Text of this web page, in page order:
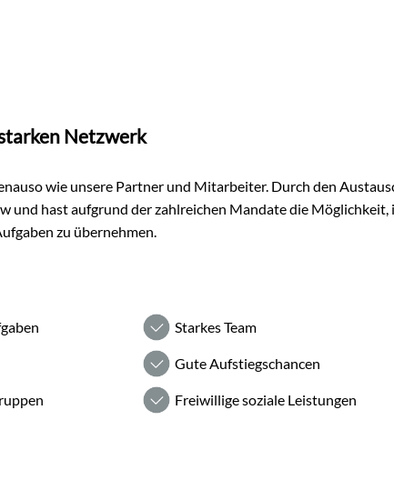
Netzwerk
wie unsere Partner und Mitarbeiter. Durch den
und hast aufgrund der zahlreichen Mandate die Möglichkeit,
zu übernehmen.
Starkes Team
Gute Aufstiegschancen
Freiwillige soziale Leistungen